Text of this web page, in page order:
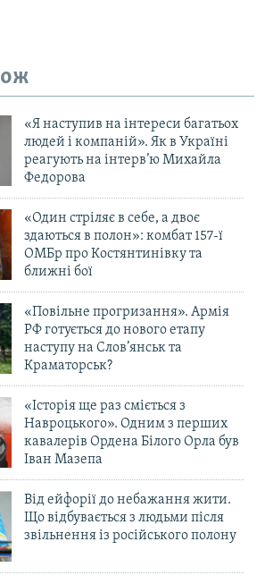
«Я наступив на інтереси багатьох
людей і компаній». Як в Україні
реагують на інтерв’ю Михайла
Федорова
«Один стріляє в себе, а двоє
здаються в полон»: комбат 157-ї
ОМБр про Костянтинівку та
ближні бої
«Повільне прогризання». Армія
РФ готується до нового етапу
наступу на Слов’янськ та
Краматорськ?
«Історія ще раз сміється з
Навроцького». Одним з перших
кавалерів Ордена Білого Орла був
Іван Мазепа
Від ейфорії до небажання жити.
Що відбувається з людьми після
звільнення із російського полону